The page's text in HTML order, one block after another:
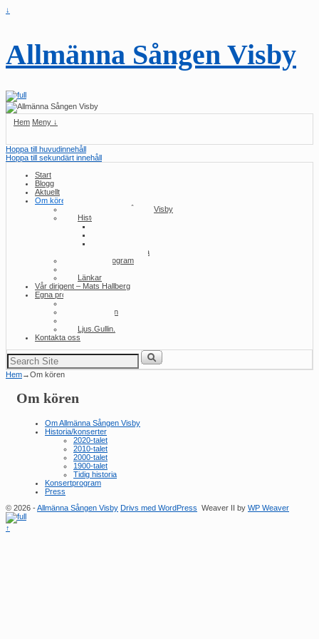
↓
Allmänna Sången Visby
Hem Meny ↓
Hoppa till huvudinnehåll
Hoppa till sekundärt innehåll
Start
Blogg
Aktuellt
Om kören
Om Allmänna Sången Visby
Historia/konserter
Tidig historia
Konsertprogram
Länkar
Vår dirigent – Mats Hallberg
Egna produktioner
Utlottningen
Ljus.Gullin.
Kontakta oss
Sök
efter:
Hem→Om kören
Om kören
Om Allmänna Sången Visby
Historia/konserter
2020-talet
2010-talet
2000-talet
1900-talet
Tidig historia
Konsertprogram
Press
© 2026 -Allmänna Sången Visby Drivs med WordPress Weaver II by WP Weaver
↑